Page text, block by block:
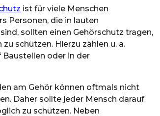
ist für viele Menschen
Personen, die in lauten
sollten einen Gehörschutz tragen,
schützen. Hierzu zählen u. a.
oder in der
am Gehör können oftmals nicht
Daher sollte jeder Mensch darauf
zu schützen. Neben